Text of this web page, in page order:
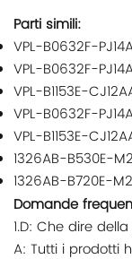
Parti simili:
VPL-B0632F-
VPL-B0632F-
VPL-B1153E-
VPL-B0632F-
VPL-B1153E-
1326AB-B530E-
1326AB-B720E-
Domande
1.D: Che dire
A: Tutti i prodotti